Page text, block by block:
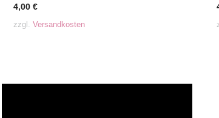
4,00 €
zzgl. Versandkosten